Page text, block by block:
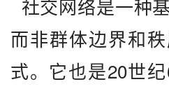
而非群体边界和
式。它也是20世